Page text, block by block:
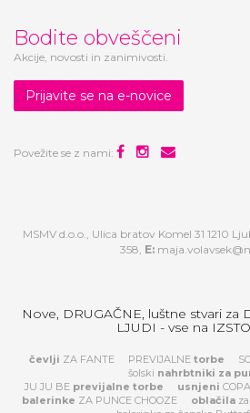
Bodite obveščeni
Akcije, novosti in zanimivosti.
Prijavite se na e-novice
Povežite se z nami:
MSMV d.o.o., Ulica bratov Komel 31 1210
358, E:
Nove, DRUGAČNE, luštne stvari
LJUDI - vse na
čevlji ZA FANTE PREVIJALNE torbe
šolski nahrbtniki za
JU JU BE previjalne torbe usnjeni
balerinke ZA PUNCE CHOOZE oblačila